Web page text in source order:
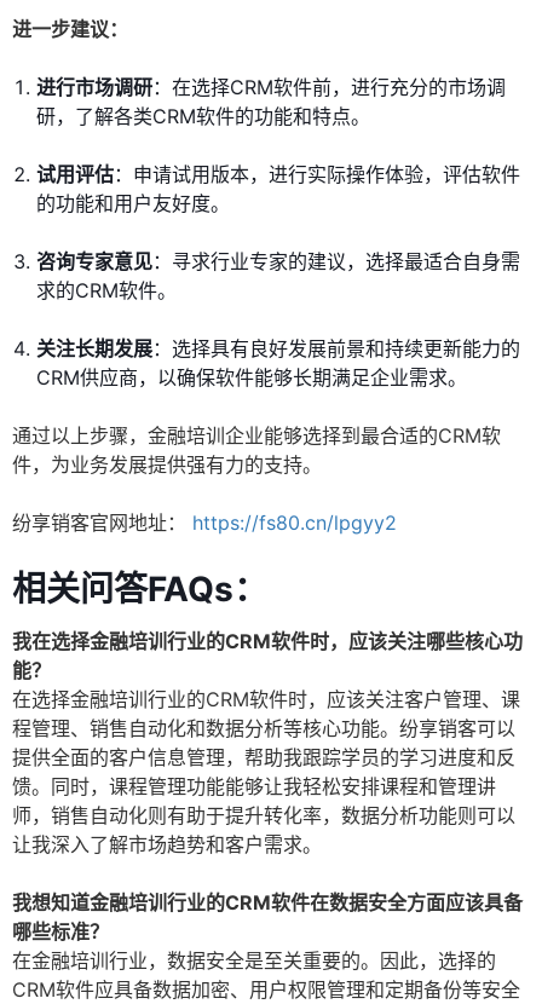
进一步建议：
进行市场调研：在选择CRM软件前，进行充分的市场调
研，了解各类CRM软件的功能和特点。
试用评估：申请试用版本，进行实际操作体验，评估软件
的功能和用户友好度。
咨询专家意见：寻求行业专家的建议，选择最适合自身需
求的CRM软件。
关注长期发展：选择具有良好发展前景和持续更新能力的
CRM供应商，以确保软件能够长期满足企业需求。
通过以上步骤，金融培训企业能够选择到最合适的CRM软
件，为业务发展提供强有力的支持。
纷享销客官网地址： https://fs80.cn/lpgyy2
相关问答FAQs：
我在选择金融培训行业的CRM软件时，应该关注哪些核心功
能？
在选择金融培训行业的CRM软件时，应该关注客户管理、课
程管理、销售自动化和数据分析等核心功能。纷享销客可以
提供全面的客户信息管理，帮助我跟踪学员的学习进度和反
馈。同时，课程管理功能能够让我轻松安排课程和管理讲
师，销售自动化则有助于提升转化率，数据分析功能则可以
让我深入了解市场趋势和客户需求。
我想知道金融培训行业的CRM软件在数据安全方面应该具备
哪些标准？
在金融培训行业，数据安全是至关重要的。因此，选择的
CRM软件应具备数据加密、用户权限管理和定期备份等安全